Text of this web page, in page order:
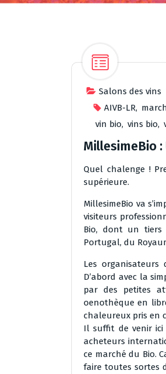
Salons des vins
AIVB-LR,
vin bio, vins bio,
MillesimeBio
Quel chalenge !
supérieure.
MillesimeBio va
visiteurs
Bio, dont un tiers
Portugal, du
Les organisateurs
D’abord avec la
par des petites
oenothèque en
chaleureux pris en
Il suffit de venir ici
acheteurs
ce marché du Bio.
faire toutes sortes